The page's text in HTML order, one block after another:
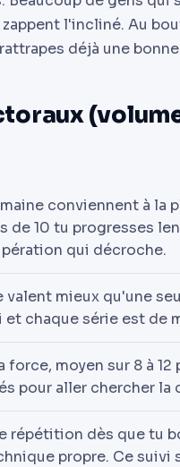
l'incliné. Au
déjà une
conviennent à la
de 10 tu progresses
qui décroche.
valent mieux qu'une
et chaque série est de
force, moyen sur 8 à 12
pour aller chercher la
répétition dès que tu
propre. Ce suivi